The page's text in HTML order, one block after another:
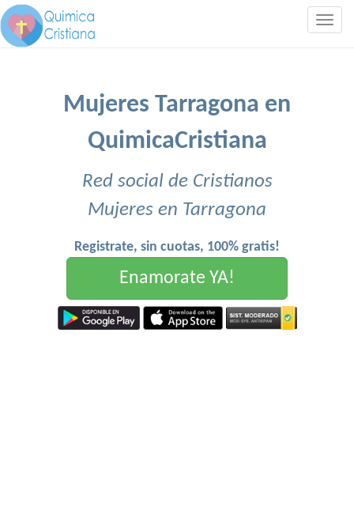
Mujeres Tarragona en
QuimicaCristiana
Red social de Cristianos
Mujeres en Tarragona
Registrate, sin cuotas, 100% gratis!
Enamorate YA!